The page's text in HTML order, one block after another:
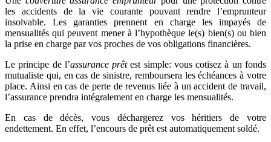
les accidents de la vie courante pouvant rendre l’emprunteur
insolvable. Les garanties prennent en charge les impayés de
mensualités qui peuvent mener à l’hypothèque le(s) bien(s) ou bien
la prise en charge par vos proches de vos obligations financières.
Le principe de l’assurance prêtest simple: vous cotisez à un fonds
mutualiste qui, en cas de sinistre, remboursera les échéances à votre
place. Ainsi en cas de perte de revenus liée à un accident de travail,
l’assurance prendra intégralement en charge les mensualités.
En cas de décès, vous déchargerez vos héritiers de votre
endettement. En effet, l’encours de prêt est automatiquement soldé.